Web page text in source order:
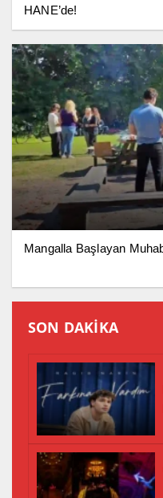
HANE’de!
Mangalla Başlayan
SON DAKİKA